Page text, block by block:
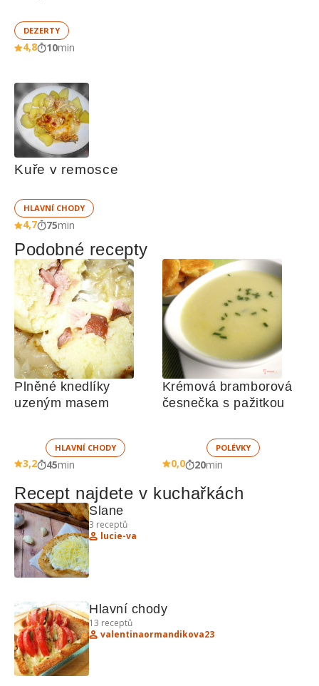
DEZERTY
4,8 10min
Kuře v remosce
HLAVNÍ CHODY
4,7 75min
Podobné recepty
Plněné knedlíky
uzeným masem
HLAVNÍ CHODY
3,2 45min
Krémová bramborová
POLÉVKY
0,0 20min
Recept najdete v kuchařkách
Slane
3 receptů
lucie-va
13 receptů
valentinaormandikova23